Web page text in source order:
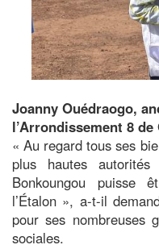
Joanny Ouédraogo,
l’Arrondissement 8 de
« Au regard tous ses
plus hautes
Bonkoungou puisse
l’Étalon », a-t-il
pour ses nombreuses
sociales.